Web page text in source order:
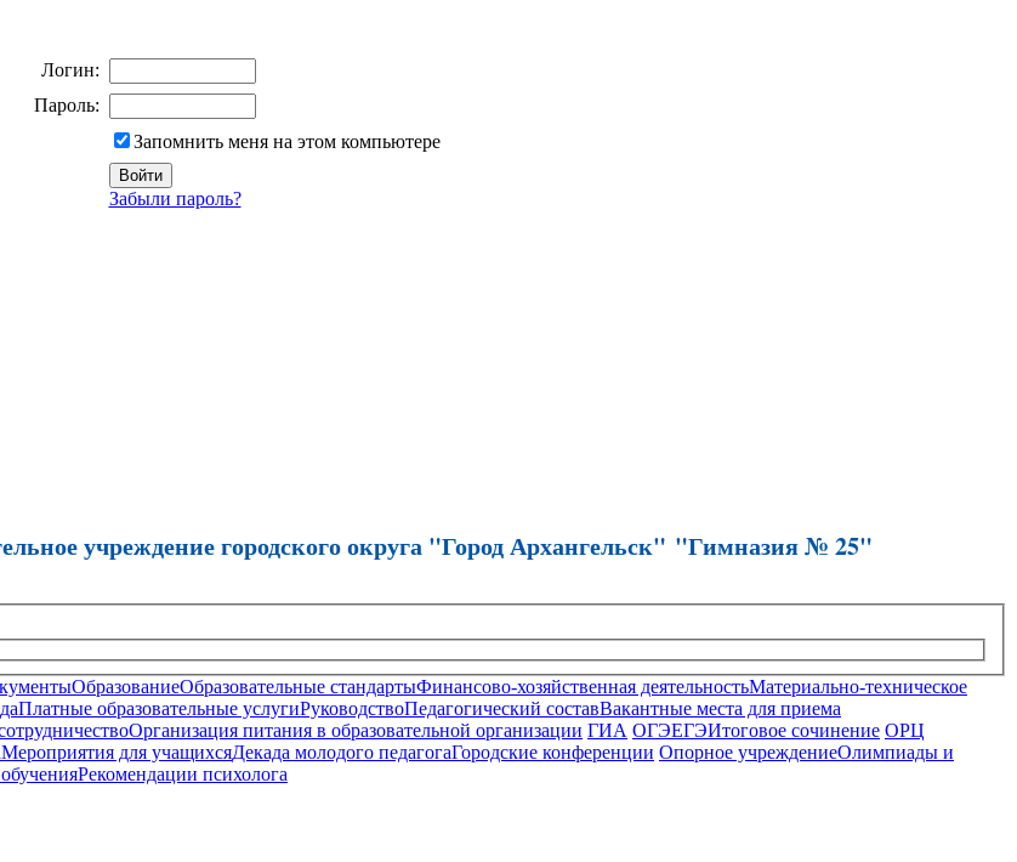
Логин:
Пароль:
Запомнить меня на этом компьютере
Забыли пароль?
учреждение городского округа "Город Архангельск" "Гимназия № 25"
ОбразованиеОбразовательные стандартыФинансово-хозяйственная деятельностьМатериально-техническое
Платные образовательные услугиРуководствоПедагогический составВакантные места для приема
Организация питания в образовательной организации ГИА ОГЭЕГЭИтоговое сочинение ОРЦ
Мероприятия для учащихсяДекада молодого педагогаГородские конференции Опорное учреждениеОлимпиады и
Рекомендации психолога